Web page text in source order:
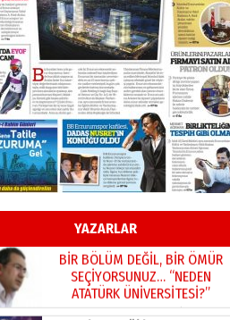
YAZARLAR
Ahmed Yesevi’den bir
Alperen… ”Reisimiz” idi…
Hakka yürüdü.!
26 Mart 2026 Perşembe
Cem Bakırcı
Ardında bıraktığı hatıralarıyla
gönül adamı Faruk Terzioğlu!
13 Mayıs 2026 Çarşamba
Esat BİNDESEN
Başkan Sekmen’den Erzurum’a
bir vizyon proje daha!
02 Ağustos 2026 Pazar
Kadir SABUNCUOĞLU
Erzurumspor’un köşe taşları
29 Haziran 2026 Pazartesi